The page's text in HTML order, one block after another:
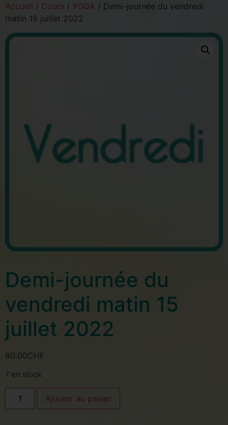
Accueil / Cours / YOGA / Demi-journée du vendredi
matin 15 juillet 2022
Demi-journée du
vendredi matin 15
juillet 2022
80.00CHF
7 en stock
Ajouter au panier